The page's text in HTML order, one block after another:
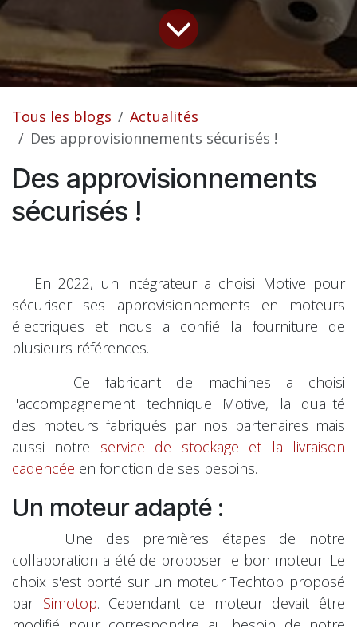
Tous les blogs
Actualités
Des approvisionnements sécurisés !
Des approvisionnements
sécurisés !
En 2022, un intégrateur a choisi Motive pour
sécuriser ses approvisionnements en moteurs
électriques et nous a confié la fourniture de
plusieurs références.
Ce fabricant de machines a choisi
l'accompagnement technique Motive, la qualité
des moteurs fabriqués par nos partenaires mais
aussi notre service de stockage et la livraison
cadencée en fonction de ses besoins.
Un moteur adapté :
Une des premières étapes de notre
collaboration a été de proposer le bon moteur. Le
choix s'est porté sur un moteur Techtop proposé
par Simotop. Cependant ce moteur devait être